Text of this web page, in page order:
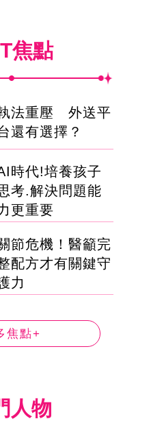
焦點
法重壓 外送平
還有選擇？
時代!培養孩子
考.解決問題能
更重要
節危機！醫籲完
配方才有關鍵守
力
焦點+
人物